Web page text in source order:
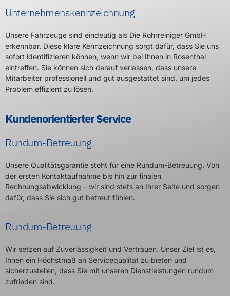
Unternehmenskennzeichnung
Unsere Fahrzeuge sind eindeutig als Die Rohrreiniger GmbH
erkennbar. Diese klare Kennzeichnung sorgt dafür, dass Sie uns
sofort identifizieren können, wenn wir bei Ihnen in Rosenthal
eintreffen. Sie können sich darauf verlassen, dass unsere
Mitarbeiter professionell und gut ausgestattet sind, um jedes
Problem effizient zu lösen.
Kundenorientierter Service
Rundum-Betreuung
Unsere Qualitätsgarantie steht für eine Rundum-Betreuung. Von
der ersten Kontaktaufnahme bis hin zur finalen
Rechnungsabwicklung – wir sind stets an Ihrer Seite und sorgen
dafür, dass Sie sich gut betreut fühlen.
Rundum-Betreuung
Wir setzen auf Zuverlässigkeit und Vertrauen. Unser Ziel ist es,
Ihnen ein Höchstmaß an Servicequalität zu bieten und
sicherzustellen, dass Sie mit unseren Dienstleistungen rundum
zufrieden sind.